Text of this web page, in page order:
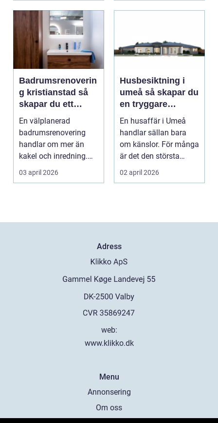
Badrumsrenoverin
g kristianstad så
skapar du ett
funktionellt och
hållbart badrum
En välplanerad
badrumsrenovering
handlar om mer än
kakel och inredning.
För många hushåll
runt Krist...
03 april 2026
Husbesiktning i
umeå så skapar du
en tryggare
bostadsaffär
En husaffär i Umeå
handlar sällan bara
om känslor. För många
är det den största
ekonomiska affären i...
02 april 2026
Adress
web:
www.klikko.dk
Menu
Annonsering
Om oss